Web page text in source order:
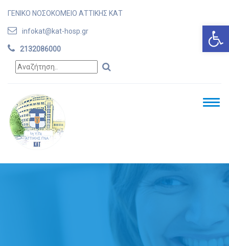
ΓΕΝΙΚΟ ΝΟΣΟΚΟΜΕΙΟ ΑΤΤΙΚΗΣ ΚΑΤ
infokat@kat-hosp.gr
2132086000